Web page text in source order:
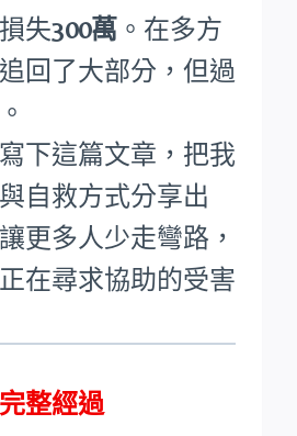
失300萬 。在多方
回了大部分，但過
下這篇文章，把我
自救方式分享出
更多人少走彎路，
在尋求協助的受害
整經過